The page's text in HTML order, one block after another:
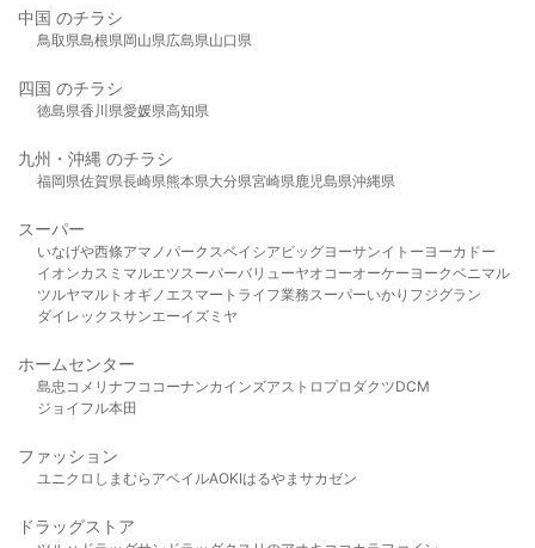
中国 のチラシ
鳥取県島根県岡山県広島県山口県
四国 のチラシ
徳島県香川県愛媛県高知県
九州・沖縄 のチラシ
福岡県佐賀県長崎県熊本県大分県宮崎県鹿児島県沖縄県
スーパー
いなげや西條アマノパークスベイシア ビッグヨーサンイトーヨーカドー
イオンカスミ マルエツスーパーバリューヤオコーオーケー ヨークベニマル
ツルヤマルト オギノ エスマート ライフ業務スーパーいかり フジグラン
ダイレックスサンエーイズミヤ
ホームセンター
島忠 コメリ ナフコ コーナンカインズアストロプロダクツDCM
ジョイフル本田
ファッション
ユニクロ しまむら アベイルAOKIはるやま サカゼン
ドラッグストア